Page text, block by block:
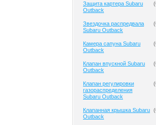
Защита картера Subaru
Outback
(
Звездочка распредвала
Subaru Outback
(
Камера сапуна Subaru
Outback
(
Клапан впускной Subaru
Outback
(
Клапан регулировки
газораспределения
Subaru Outback
(
Клапанная крышка Subaru
Outback
(